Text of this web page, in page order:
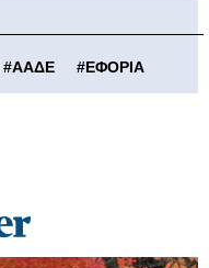
#ΑΑΔΕ #ΕΦΟΡΙΑ